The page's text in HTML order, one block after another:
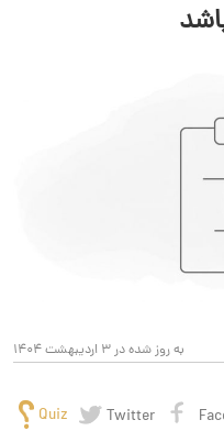
به روز شده در 3 اردیبهشت 1404
Quiz Twitter